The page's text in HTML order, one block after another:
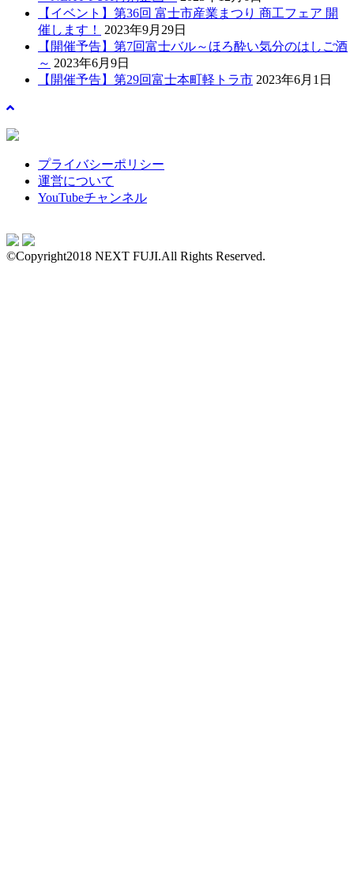
【イベント】第36回 富士市産業まつり 商工フェア 開
催します！
2023年9月29日
【開催予告】第7回富士バル～ほろ酔い気分のはしご酒
～ 2023年6月9日
【開催予告】第29回富士本町軽トラ市 2023年6月1日
プライバシーポリシー
運営について
YouTubeチャンネル
©Copyright2018 NEXT FUJI.All Rights Reserved.